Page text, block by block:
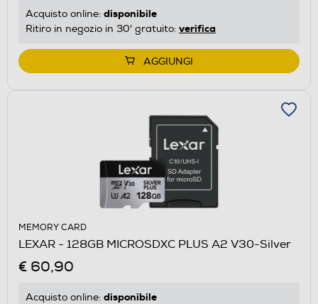
Acquisto online: disponibile
Ritiro in negozio in 30' gratuito: verifica
AGGIUNGI
MEMORY CARD
LEXAR - 128GB MICROSDXC PLUS A2 V30-Silver
€ 60,90
Acquisto online: disponibile